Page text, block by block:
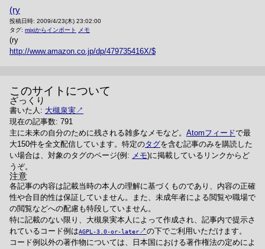
(ry
投稿日時: 2009/4/23(木) 23:02:00
タグ: mixiからインポート メモ
(ry
http://www.amazon.co.jp/dp/479735416X/
このサイトについて
ざっくり
書いた人: 大槻泉実
現在の記事数: 791
主に未来の自分のために残される雑多なメモなど。 Atomフィードで最
大150件を全文配信しています。特定のタグを含む記事のみを購読した
い場合は、対象のタグのページ(例: メモ)に掲載しているリンクからど
うぞ。
注意
各記事の内容は記載当時の本人の理解に基づくものであり、内容の正確
性や合目的性は保証していません。また、未成年者による閲覧や職場で
の閲覧などへの配慮も特段していません。
特に記載のない限り、大槻泉実本人によって作成され、記事内で提示さ
れているコード例はAGPL-3.0-or-later
の下でご利用いただけます。
コード例以外の著作物については、日本国における著作権法の定めによ